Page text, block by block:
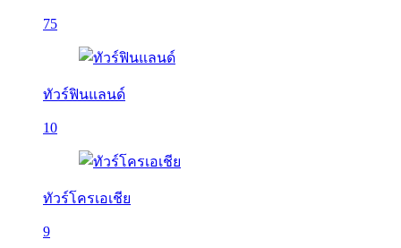
75
ทัวร์ฟินแลนด์
10
ทัวร์โครเอเชีย
9